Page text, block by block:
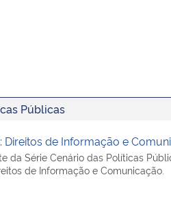
Públicas
Direitos de Informação e
da Série Cenário das Políticas
de Informação e Comunicação.